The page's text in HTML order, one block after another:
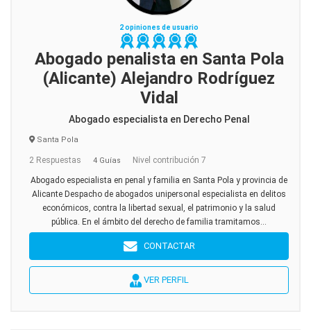
2 opiniones de usuario
Abogado penalista en Santa Pola
(Alicante) Alejandro Rodríguez
Vidal
Abogado especialista en Derecho Penal
Santa Pola
2 Respuestas 4 Guías Nivel contribución 7
Abogado especialista en penal y familia en Santa Pola y provincia de
Alicante Despacho de abogados unipersonal especialista en delitos
económicos, contra la libertad sexual, el patrimonio y la salud
pública. En el ámbito del derecho de familia tramitamos...
CONTACTAR
VER PERFIL